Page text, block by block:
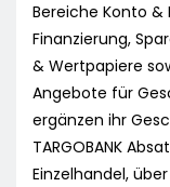
Bereiche Konto &
Finanzierung,
& Wertpapiere
Angebote für
ergänzen ihr
TARGOBANK
Einzelhandel,